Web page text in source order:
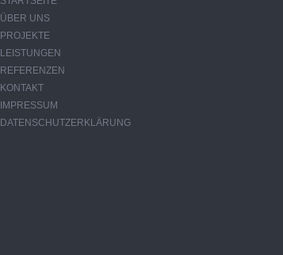
ÜBER UNS
PROJEKTE
LEISTUNGEN
REFERENZEN
KONTAKT
IMPRESSUM
DATENSCHUTZERKLÄRUNG